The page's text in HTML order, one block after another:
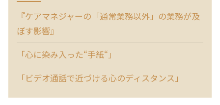
『ケアマネジャーの「通常業務以外」の業務が及
ぼす影響』
「心に染み入った“手紙“」
「ビデオ通話で近づける心のディスタンス」